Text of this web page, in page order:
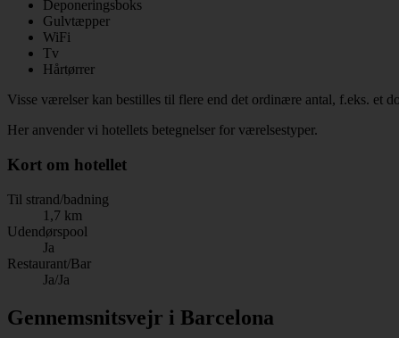
Deponeringsboks
Gulvtæpper
WiFi
Tv
Hårtørrer
Visse værelser kan bestilles til flere end det ordinære antal, f.eks. et
Her anvender vi hotellets betegnelser for værelsestyper.
Kort om hotellet
Til strand/badning
1,7 km
Udendørspool
Ja
Restaurant/Bar
Ja/Ja
Gennemsnitsvejr i Barcelona